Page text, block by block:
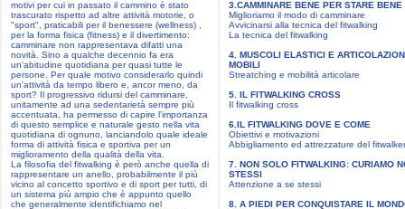
motivi per cui in passato il cammino è stato
trascurato rispetto ad altre attività motorie, o
"sport", praticabili per il benessere (wellness) ,
per la forma fisica (fitness) e il divertimento:
camminare non rappresentava difatti una
novità. Sino a qualche decennio fa era
un'abitudine quotidiana per quasi tutte le
persone. Per quale motivo considerarlo quindi
un'attività da tempo libero e, ancor meno, da
sport? Il progressivo ridursi del camminare,
unitamente ad una sedentarietà sempre più
accentuata, ha permesso di capire l'importanza
di questo semplice e naturale gesto nella vita
quotidiana di ognuno, lanciandolo quale ideale
forma di attività fisica e sportiva per un
miglioramento della qualità della vita.
La filosofia del fitwalking è però anche quella di
rappresentare un anello, probabilmente il più
vicino al concetto sportivo e di sport per tutti, di
un sistema più ampio che è appunto quello
che generalmente identifichiamo nel
3.CAMMINARE BENE PER STARE BENE
Miglioriamo il modo di camminare
Avvicinarsi alla tecnica del fitwalking
La tecnica del fitwalking
4. MUSCOLI ELASTICI E
MOBILI
Streatching e mobilità articolare
5. IL FITWALKING CROSS
Il fitwalking cross
6.IL FITWALKING DOVE E COME
Obiettivi e motivazioni
Abbigliamento ed attrezzature del fitwalker
7. NON SOLO FITWALKING: CURIAMO
STESSI
Attenzione a se stessi
8. A PIEDI PER CONQUISTARE IL